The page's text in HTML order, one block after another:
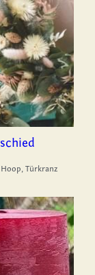
Türkranz